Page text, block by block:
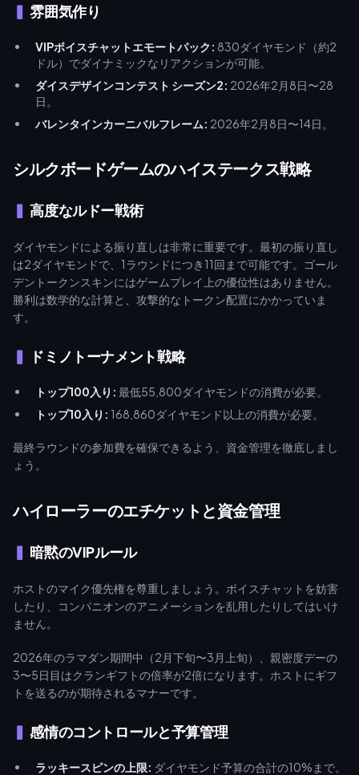
雰囲気作り
VIPボイスチャットエモートパック: 830ダイヤモンド（約2
ドル）でダイナミックなリアクションが可能。
ダイスデザインコンテスト シーズン2: 2026年2月8日〜28
日。
バレンタインカーニバルフレーム: 2026年2月8日〜14日。
シルクボードゲームのハイステークス戦略
高度なルドー戦術
ダイヤモンドによる振り直しは非常に重要です。最初の振り直し
は2ダイヤモンドで、1ラウンドにつき11回まで可能です。ゴール
デントークンスキンにはゲームプレイ上の優位性はありません。
勝利は数学的な計算と、攻撃的なトークン配置にかかっていま
す。
ドミノトーナメント戦略
トップ100入り: 最低55,800ダイヤモンドの消費が必要。
トップ10入り: 168,860ダイヤモンド以上の消費が必要。
最終ラウンドの参加費を確保できるよう、資金管理を徹底しまし
ょう。
ハイローラーのエチケットと資金管理
暗黙のVIPルール
ホストのマイク優先権を尊重しましょう。ボイスチャットを妨害
したり、コンパニオンのアニメーションを乱用したりしてはいけ
ません。
2026年のラマダン期間中（2月下旬〜3月上旬）、親密度デーの
3〜5日目はクランギフトの倍率が2倍になります。ホストにギフ
トを送るのが期待されるマナーです。
感情のコントロールと予算管理
ラッキースピンの上限: ダイヤモンド予算の合計の10%まで。